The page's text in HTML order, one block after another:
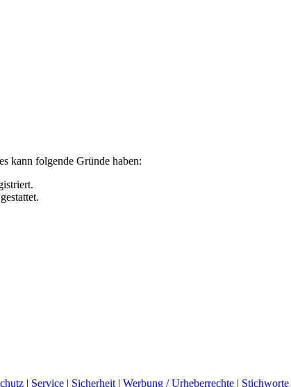
kann folgende Gründe haben:
| Service | Sicherheit | Werbung / Urheberrechte | Stichworte